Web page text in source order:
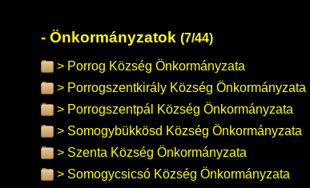
Önkormányzatok (7/44)
Porrog Község Önkormányzata
Porrogszentkirály Község Önkormányzata
Porrogszentpál Község Önkormányzata
Somogybükkösd Község Önkormányzata
Szenta Község Önkormányzata
Somogycsicsó Község Önkormányzata